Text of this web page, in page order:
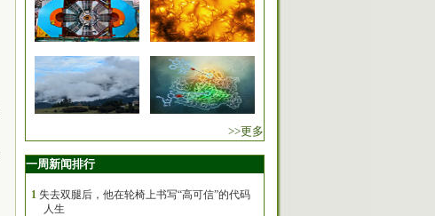
>>更多
一周新闻排行
1 失去双腿后，他在轮椅上书写“高可信”的代码
人生